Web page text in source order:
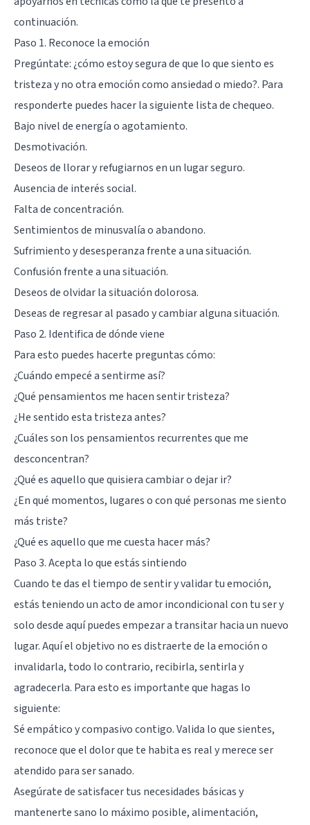
continuación.
Paso 1. Reconoce la emoción
Pregúntate: ¿cómo estoy segura de que lo que siento es
tristeza y no otra emoción como ansiedad o miedo?. Para
responderte puedes hacer la siguiente lista de chequeo.
Bajo nivel de energía o agotamiento.
Desmotivación.
Deseos de llorar y refugiarnos en un lugar seguro.
Ausencia de interés social.
Falta de concentración.
Sentimientos de minusvalía o abandono.
Sufrimiento y desesperanza frente a una situación.
Confusión frente a una situación.
Deseos de olvidar la situación dolorosa.
Deseas de regresar al pasado y cambiar alguna situación.
Paso 2. Identifica de dónde viene
Para esto puedes hacerte preguntas cómo:
¿Cuándo empecé a sentirme así?
¿Qué pensamientos me hacen sentir tristeza?
¿He sentido esta tristeza antes?
¿Cuáles son los pensamientos recurrentes que me
desconcentran?
¿Qué es aquello que quisiera cambiar o dejar ir?
¿En qué momentos, lugares o con qué personas me siento
más triste?
¿Qué es aquello que me cuesta hacer más?
Paso 3. Acepta lo que estás sintiendo
Cuando te das el tiempo de sentir y validar tu emoción,
estás teniendo un acto de amor incondicional con tu ser y
solo desde aquí puedes empezar a transitar hacia un nuevo
lugar. Aquí el objetivo no es distraerte de la emoción o
invalidarla, todo lo contrario, recibirla, sentirla y
agradecerla. Para esto es importante que hagas lo
siguiente:
Sé empático y compasivo contigo. Valida lo que sientes,
reconoce que el dolor que te habita es real y merece ser
atendido para ser sanado.
Asegúrate de satisfacer tus necesidades básicas y
mantenerte sano lo máximo posible, alimentación,